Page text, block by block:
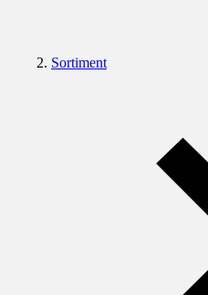
Sortiment